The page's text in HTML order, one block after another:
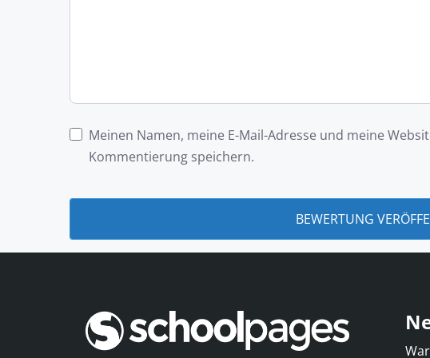
Meinen Namen, meine E-Mail-Adresse und meine
Kommentierung speichern.